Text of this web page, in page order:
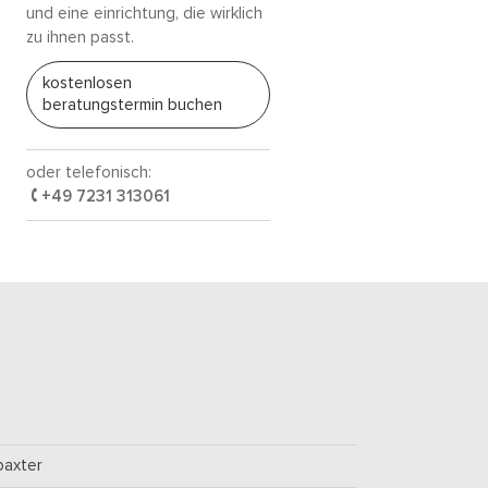
und eine einrichtung, die wirklich
zu ihnen passt.
kostenlosen
beratungstermin buchen
oder telefonisch:
+49 7231 313061